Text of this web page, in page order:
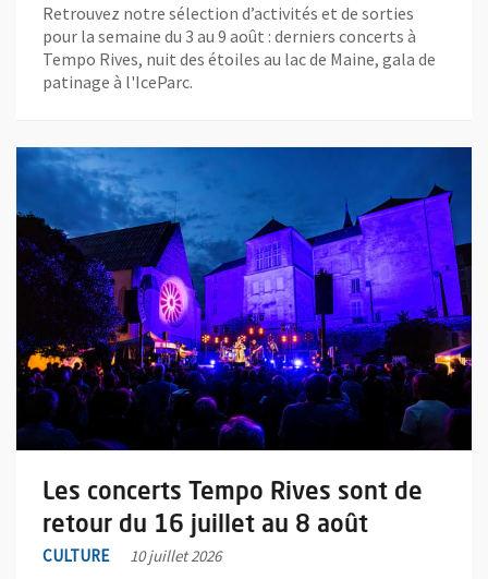
Retrouvez notre sélection d’activités et de sorties
pour la semaine du 3 au 9 août : derniers concerts à
Tempo Rives, nuit des étoiles au lac de Maine, gala de
patinage à l'IceParc.
Les concerts Tempo Rives sont de
retour du 16 juillet au 8 août
CULTURE 10 juillet 2026
En savoir plus sur l'actualité Les concerts Tempo Rives sont